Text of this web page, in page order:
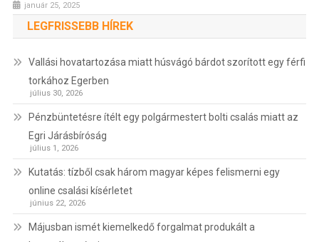
január 25, 2025
LEGFRISSEBB HÍREK
Vallási hovatartozása miatt húsvágó bárdot szorított egy férfi
torkához Egerben
július 30, 2026
Pénzbüntetésre ítélt egy polgármestert bolti csalás miatt az
Egri Járásbíróság
július 1, 2026
Kutatás: tízből csak három magyar képes felismerni egy
online csalási kísérletet
június 22, 2026
Májusban ismét kiemelkedő forgalmat produkált a